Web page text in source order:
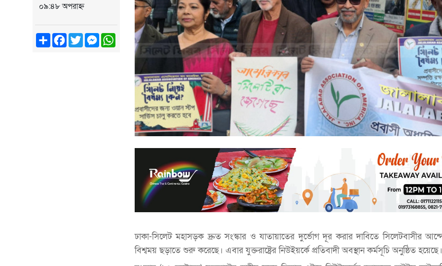
০৯:৪৮ অপরাহ্ন
ShareFacebook
TwitterMessenger
WhatsApp
ঢাকা-সিলেট মহাসড়ক দ্রুত সংস্কার ও যাতায়াতের দুর্ভোগ দূর করার দাবিতে সিলেটবাসীর
বিশ্বময় ছড়াতে শুরু করেছে। এবার যুক্তরাষ্ট্রের নিউইয়র্কে প্রতিবাদী অবস্থান কর্মসূচি অনুষ্ঠিত হয়েছে।